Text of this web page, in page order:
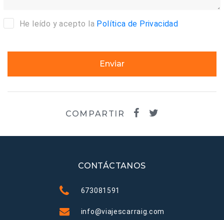
He leído y acepto la Política de Privacidad
Enviar
COMPARTIR
CONTÁCTANOS
673081591
info@viajescarraig.com